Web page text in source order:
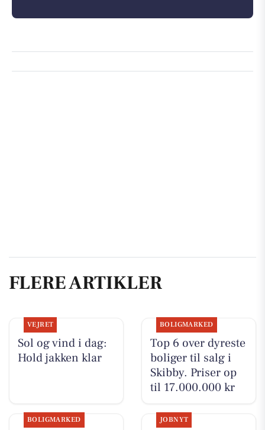
FLERE ARTIKLER
VEJRET
Sol og vind i dag:
Hold jakken klar
BOLIGMARKED
Top 6 over dyreste
boliger til salg i
Skibby. Priser op
til 17.000.000 kr
BOLIGMARKED JOBNYT